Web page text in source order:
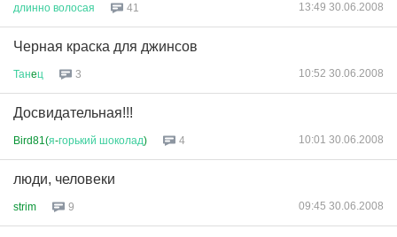
длинно волосая 41 13:49 30.06.2008
Черная краска для джинсов
Танeц 3 10:52 30.06.2008
Досвидательная!!!
Bird81(я-горький шоколад) 4 10:01 30.06.2008
люди, человеки
strim 9 09:45 30.06.2008